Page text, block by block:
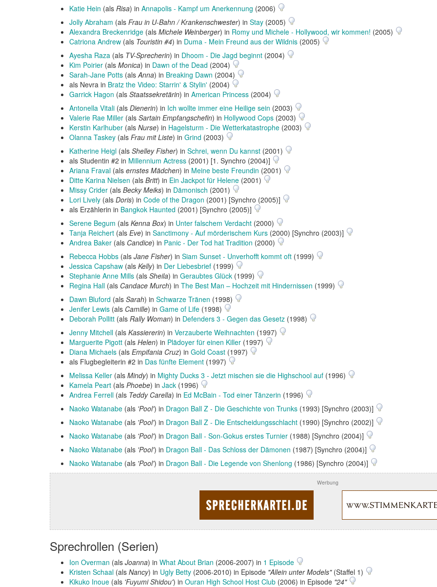
Katie Hein (als Risa) in Annapolis - Kampf um Anerkennung (2006)
Jolly Abraham (als Frau in U-Bahn / Krankenschwester) in Stay (2005)
Alexandra Breckenridge (als Michele Weinberger) in Romy und Michele - Hollywood, wir kommen! (2005)
Catriona Andrew (als Touristin #4) in Duma - Mein Freund aus der Wildnis (2005)
Ayesha Raza (als TV-Sprecherin) in Dhoom - Die Jagd beginnt (2004)
Kim Poirier (als Monica) in Dawn of the Dead (2004)
Sarah-Jane Potts (alsAnna) in Breaking Dawn (2004)
als Nevra in Bratz the Video: Starrin' & Stylin' (2004)
Garrick Hagon (als Staatssekretärin) in American Princess (2004)
Antonella Vitali (als Dienerin) in Ich wollte immer eine Heilige sein (2003)
Valerie Rae Miller (als Sartain Empfangschefin) in Hollywood Cops (2003)
Kerstin Karlhuber (als Nurse) in Hagelsturm - Die Wetterkatastrophe (2003)
Olanna Taskey (als Frau mit Liste) in Grind (2003)
Katherine Heigl (als Shelley Fisher) in Schrei, wenn Du kannst (2001)
als Studentin #2 in Millennium Actress (2001) [1. Synchro (2004)]
Ariana Fraval (als ernstes Mädchen) in Meine beste Freundin (2001)
Ditte Karina Nielsen (als Britt) in Ein Jackpot für Helene (2001)
Missy Crider (als Becky Meiks) in Dämonisch (2001)
Lori Lively (als Doris) in Code of the Dragon (2001) [Synchro (2005)]
als Erzählerin in Bangkok Haunted (2001) [Synchro (2005)]
Serene Begum (als Kenna Box) in Unter falschem Verdacht (2000)
Tanja Reichert (als Eve) in Sanctimony - Auf mörderischem Kurs (2000) [Synchro (2003)]
Andrea Baker (als Candice) in Panic - Der Tod hat Tradition (2000)
Rebecca Hobbs (als Jane Fisher) in Siam Sunset - Unverhofft kommt oft (1999)
Jessica Capshaw (als Kelly) in Der Liebesbrief (1999)
Stephanie Anne Mills (als Sheila) in Geraubtes Glück (1999)
Regina Hall (als Candace Murch) in The Best Man – Hochzeit mit Hindernissen (1999)
Dawn Bluford (als Sarah) in Schwarze Tränen (1998)
Jenifer Lewis (als Camille) in Game of Life (1998)
Deborah Pollitt (als Rally Woman) in Defenders 3 - Gegen das Gesetz (1998)
Jenny Mitchell (als Kassiererin) in Verzauberte Weihnachten (1997)
Marguerite Pigott (als Helen) in Plädoyer für einen Killer (1997)
Diana Michaels (als Empifania Cruz) in Gold Coast (1997)
als Flugbegleiterin #2 in Das fünfte Element (1997)
Melissa Keller (als Mindy) in Mighty Ducks 3 - Jetzt mischen sie die Highschool auf (1996)
Kamela Peart (als Phoebe) in Jack (1996)
Andrea Ferrell (als Teddy Carella) in Ed McBain - Tod einer Tänzerin (1996)
Naoko Watanabe (als 'Pool') in Dragon Ball Z - Die Geschichte von Trunks (1993) [Synchro (2003)]
Naoko Watanabe (als 'Pool') in Dragon Ball Z - Die Entscheidungsschlacht (1990) [Synchro (2002)]
Naoko Watanabe (als 'Pool') in Dragon Ball - Son-Gokus erstes Turnier (1988) [Synchro (2004)]
Naoko Watanabe (als 'Pool') in Dragon Ball - Das Schloss der Dämonen (1987) [Synchro (2004)]
Naoko Watanabe (als 'Pool') in Dragon Ball - Die Legende von Shenlong (1986) [Synchro (2004)]
Werbung
Sprechrollen (Serien)
Ion Overman (als Joanna) in What About Brian (2006-2007) in 1 Episode
Kristen Schaal (als Nancy) in Ugly Betty (2006-2010) in Episode "Allein unter Models"(Staffel 1)
Kikuko Inoue (als 'Fuyumi Shidou') in Ouran High School Host Club (2006) in Episode "24"